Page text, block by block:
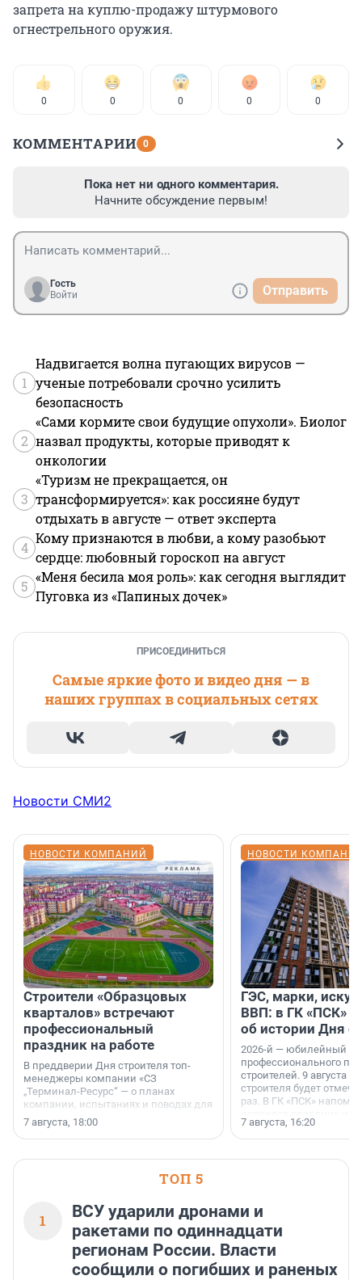
запрета на куплю-продажу штурмового
огнестрельного оружия.
0 0 0 0 0
КОММЕНТАРИИ 0
Пока нет ни одного комментария.
Начните обсуждение первым!
Гость
Войти
Отправить
1
Надвигается волна пугающих вирусов —
ученые потребовали срочно усилить
безопасность
2
«Сами кормите свои будущие опухоли». Биолог
назвал продукты, которые приводят к
онкологии
3
«Туризм не прекращается, он
трансформируется»: как россияне будут
отдыхать в августе — ответ эксперта
4
Кому признаются в любви, а кому разобьют
сердце: любовный гороскоп на август
5
«Меня бесила моя роль»: как сегодня выглядит
Пуговка из «Папиных дочек»
ПРИСОЕДИНИТЬСЯ
Самые яркие фото и видео дня — в
наших группах в социальных сетях
Новости СМИ2
НОВОСТИ КОМПАНИЙ
Строители «Образцовых
кварталов» встречают
профессиональный
праздник на работе
В преддверии Дня строителя топ-
менеджеры компании «СЗ
„Терминал-Ресурс“ — о планах
компании, испытаниях и поводах для
осторожного оптимизма.
7 августа, 18:00
НОВОСТИ
ГЭС, марки,
ВВП: в ГК «ПСК»
об истории Дня
2026-й — юбилейный
профессионального
строителей. 9 августа
строителя будет
раз. В ГК «ПСК»
поменялась роль
7 августа, 16:20
ТОП 5
1
ВСУ ударили дронами и
ракетами по одиннадцати
регионам России. Власти
сообщили о погибших и раненых